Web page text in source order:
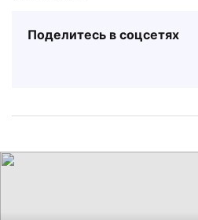
Поделитесь в соцсетях